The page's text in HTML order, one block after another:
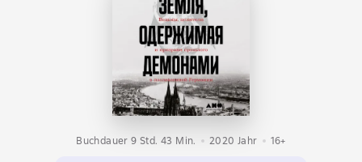
Buchdauer 9 Std. 43 Min. 2020 Jahr 16+